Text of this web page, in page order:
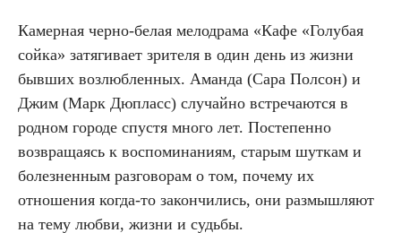
Камерная черно-белая мелодрама «Кафе «Голубая
сойка» затягивает зрителя в один день из жизни
бывших возлюбленных. Аманда (Сара Полсон) и
Джим (Марк Дюпласс) случайно встречаются в
родном городе спустя много лет. Постепенно
возвращаясь к воспоминаниям, старым шуткам и
болезненным разговорам о том, почему их
отношения когда-то закончились, они размышляют
на тему любви, жизни и судьбы.